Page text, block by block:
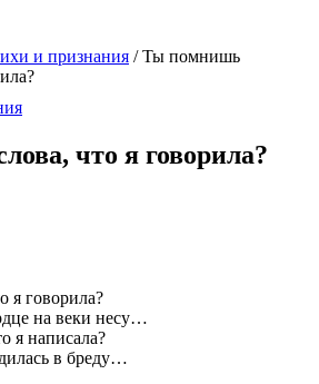
и признания /Ты помнишь
что я говорила?
я говорила?
на веки несу…
я написала?
в бреду…